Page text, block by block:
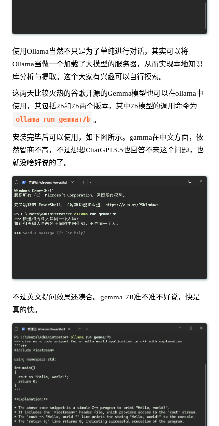
使用Ollama当然不只是为了单纯进行对话，其实可以将
Ollama当做一个加载了大模型的服务器，从而实现本地知识
库分析与提取。这个大家有兴趣可以自行摸索。
这两天比较火热的谷歌开源的Gemma模型也可以在ollama中
使用，其包括2b和7b两个版本，其中7b模型的调用命令为
ollama run gemma:7b 。
安装完毕后可以使用，如下图所示。gamma在中文方面，依
然智商不高，不过想想ChatGPT3.5也回答不来这个问题，也
就没啥好说的了。
不过英文提问效果还凑合。gemma-7B准不准不好说，快是
真的快。